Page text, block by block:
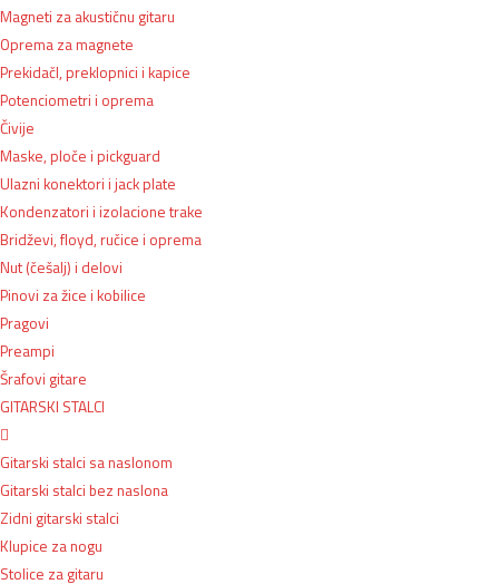
Magneti za akustičnu gitaru
Oprema za magnete
PrekidačI, preklopnici i kapice
Potenciometri i oprema
Čivije
Maske, ploče i pickguard
Ulazni konektori i jack plate
Kondenzatori i izolacione trake
Bridževi, floyd, ručice i oprema
Nut (češalj) i delovi
Pinovi za žice i kobilice
Pragovi
Preampi
Šrafovi gitare
GITARSKI STALCI
Gitarski stalci sa naslonom
Gitarski stalci bez naslona
Zidni gitarski stalci
Klupice za nogu
Stolice za gitaru